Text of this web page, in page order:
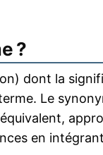
?
dont la
Le
en